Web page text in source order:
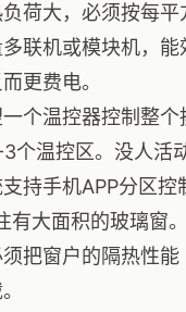
荷大，必须按每
联机或模块机，
更费电。
个温控器控制整
个温控区。没人活
持手机APP分区控
有大面积的玻璃窗
把窗户的隔热性